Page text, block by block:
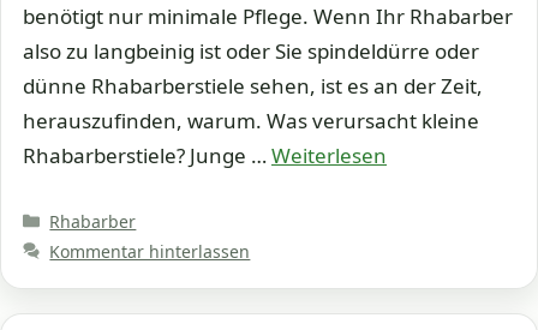
benötigt nur minimale Pflege. Wenn Ihr Rhabarber
also zu langbeinig ist oder Sie spindeldürre oder
dünne Rhabarberstiele sehen, ist es an der Zeit,
herauszufinden, warum. Was verursacht kleine
Rhabarberstiele? Junge …Weiterlesen
Kategorien
Rhabarber
Kommentar hinterlassen